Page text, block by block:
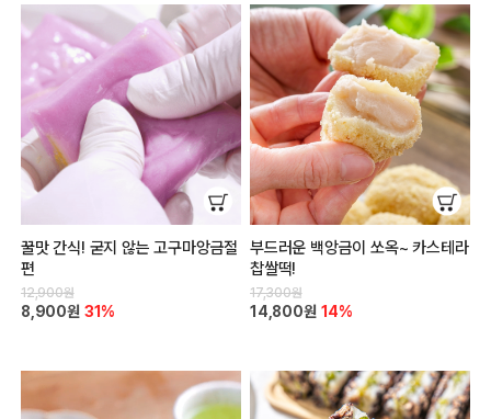
꿀맛 간식! 굳지 않는 고구마앙금절
편
12,900원
8,900원 31%
부드러운 백앙금이 쏘옥~ 카스테라
찹쌀떡!
17,300원
14,800원 14%